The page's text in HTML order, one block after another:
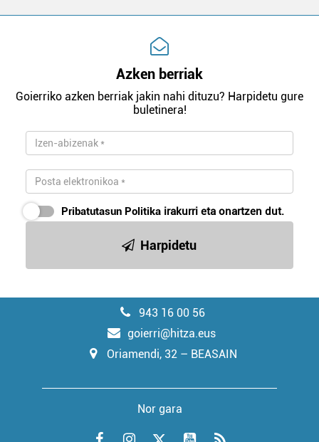
Azken berriak
Goierriko azken berriak jakin nahi dituzu? Harpidetu gure
buletinera!
Pribatutasun Politika irakurri eta onartzen dut.
Harpidetu
943 16 00 56
goierri@hitza.eus
Oriamendi, 32 – BEASAIN
Nor gara